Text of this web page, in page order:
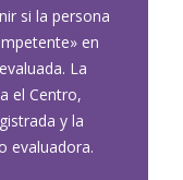
si la persona
en
La
el Centro,
y la
evaluadora.